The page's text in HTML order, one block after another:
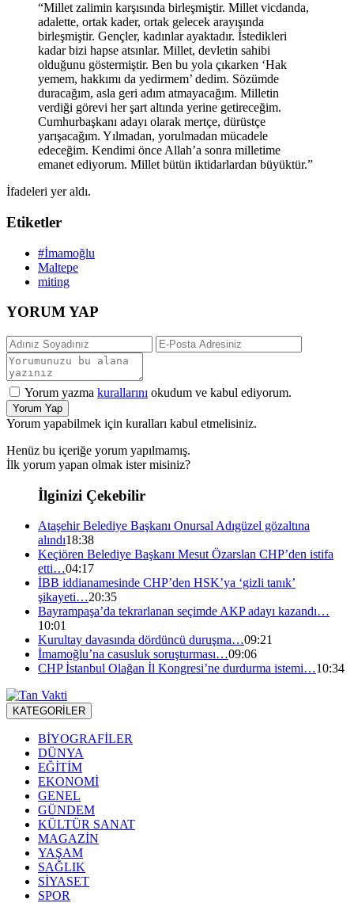
“Millet zalimin karşısında birleşmiştir. Millet vicdanda,
adalette, ortak kader, ortak gelecek arayışında
birleşmiştir. Gençler, kadınlar ayaktadır. İstedikleri
kadar bizi hapse atsınlar. Millet, devletin sahibi
olduğunu göstermiştir. Ben bu yola çıkarken ‘Hak
yemem, hakkımı da yedirmem’ dedim. Sözümde
duracağım, asla geri adım atmayacağım. Milletin
verdiği görevi her şart altında yerine getireceğim.
Cumhurbaşkanı adayı olarak mertçe, dürüstçe
yarışacağım. Yılmadan, yorulmadan mücadele
edeceğim. Kendimi önce Allah’a sonra milletime
emanet ediyorum. Millet bütün iktidarlardan büyüktür.”
İfadeleri yer aldı.
Etiketler
#İmamoğlu
Maltepe
miting
YORUM YAP
Yorum yazma kurallarını okudum ve kabul ediyorum.
Yorum Yap
Yorum yapabilmek için kuralları kabul etmelisiniz.
Henüz bu içeriğe yorum yapılmamış.
İlk yorum yapan olmak ister misiniz?
İlginizi Çekebilir
Ataşehir Belediye Başkanı Onursal Adıgüzel gözaltına
alındı18:38
Keçiören Belediye Başkanı Mesut Özarslan CHP’den istifa
etti…04:17
İBB iddianamesinde CHP’den HSK’ya ‘gizli tanık’
şikayeti…20:35
Bayrampaşa’da tekrarlanan seçimde AKP adayı kazandı…
10:01
Kurultay davasında dördüncü duruşma…09:21
İmamoğlu’na casusluk soruşturması…09:06
CHP İstanbul Olağan İl Kongresi’ne durdurma istemi…10:34
KATEGORİLER
BİYOGRAFİLER
DÜNYA
EĞİTİM
EKONOMİ
GENEL
GÜNDEM
KÜLTÜR SANAT
MAGAZİN
YAŞAM
SAĞLIK
SİYASET
SPOR